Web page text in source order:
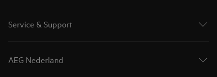
Service & Support
AEG Nederland